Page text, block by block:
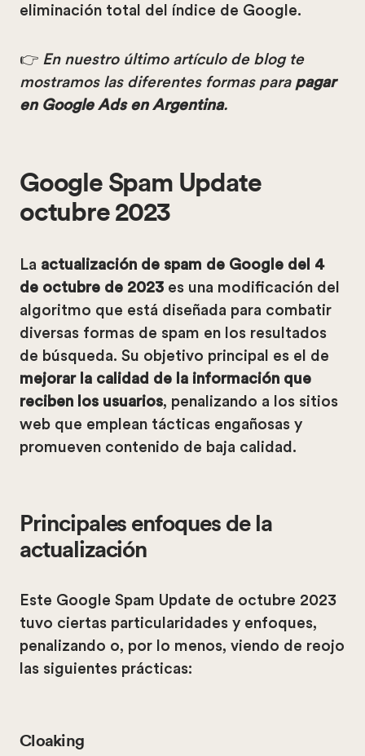
eliminación total del índice de Google.
👉 En nuestro último artículo de blog te
mostramos las diferentes formas para pagar
en Google Ads en Argentina.
Google Spam Update
octubre 2023
La actualización de spam de Google del 4
de octubre de 2023 es una modificación del
algoritmo que está diseñada para combatir
diversas formas de spam en los resultados
de búsqueda. Su objetivo principal es el de
mejorar la calidad de la información que
reciben los usuarios, penalizando a los sitios
web que emplean tácticas engañosas y
promueven contenido de baja calidad.
Principales enfoques de la
actualización
Este Google Spam Update de octubre 2023
tuvo ciertas particularidades y enfoques,
penalizando o, por lo menos, viendo de reojo
las siguientes prácticas:
Cloaking